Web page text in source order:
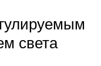
света